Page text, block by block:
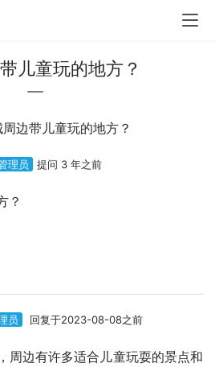
儿童玩的地方？
边带儿童玩的地方？
理员 提问 3 年之前
？
员 回复于2023-08-08之前
周边有许多适合儿童玩耍的景点和